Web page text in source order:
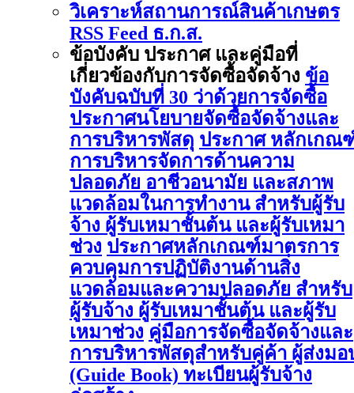
วิเคราะห์สถานการณ์สินค้าเกษตร
RSS Feed ธ.ก.ส.
ข้อบังคับ ประกาศ และคู่มือที่
เกี่ยวข้องกับการจัดซื้อจัดจ้าง ข้อ
บังคับฉบับที่ 30 ว่าด้วยการจัดซื้อ
ประกาศนโยบายจัดซื้อจัดจ้างและ
การบริหารพัสดุ ประกาศ หลักเกณ
การบริหารจัดการด้านความ
ปลอดภัย อาชีวอนามัย และสภาพ
แวดล้อมในการทำงาน สำหรับผู้รับ
จ้าง ผู้รับเหมาชั้นต้น และผู้รับเหมา
ช่วง ประกาศหลักเกณฑ์มาตรการ
ควบคุมการปฏิบัติงานด้านสิ่ง
แวดล้อมและความปลอดภัย สำหรับ
ผู้รับจ้าง ผู้รับเหมาชั้นต้น และผู้รับ
เหมาช่วง คู่มือการจัดซื้อจัดจ้างและ
การบริหารพัสดุสำหรับคู่ค้า ผู้ส่งมอ
(Guide Book) ทะเบียนผู้รับจ้าง